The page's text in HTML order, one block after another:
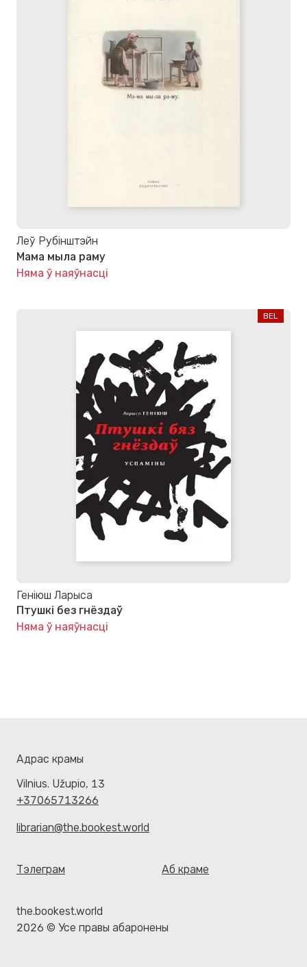
Леў Рубінштэйн
Мама мыла раму
Няма ў наяўнасці
BEL
Геніюш Ларыса
Птушкі без гнёздаў
Няма ў наяўнасці
Адрас крамы
Vilnius. Užupio, 13
+37065713266
librarian@the.bookest.world
Тэлеграм Аб краме
the.bookest.world
2026 © Усе правы абаронены